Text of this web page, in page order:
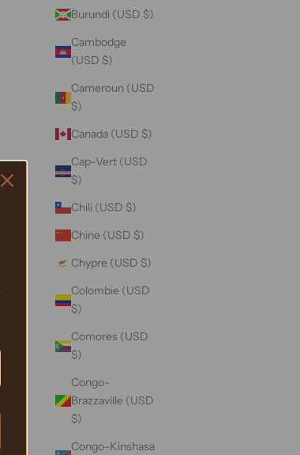
Burundi (USD $)
Cambodge
(USD $)
Cameroun (USD
$)
Canada (USD $)
Cap-Vert (USD
$)
Chili (USD $)
Chine (USD $)
Chypre (USD $)
Colombie (USD
$)
Comores (USD
$)
Congo-
Brazzaville (USD
$)
Congo-Kinshasa